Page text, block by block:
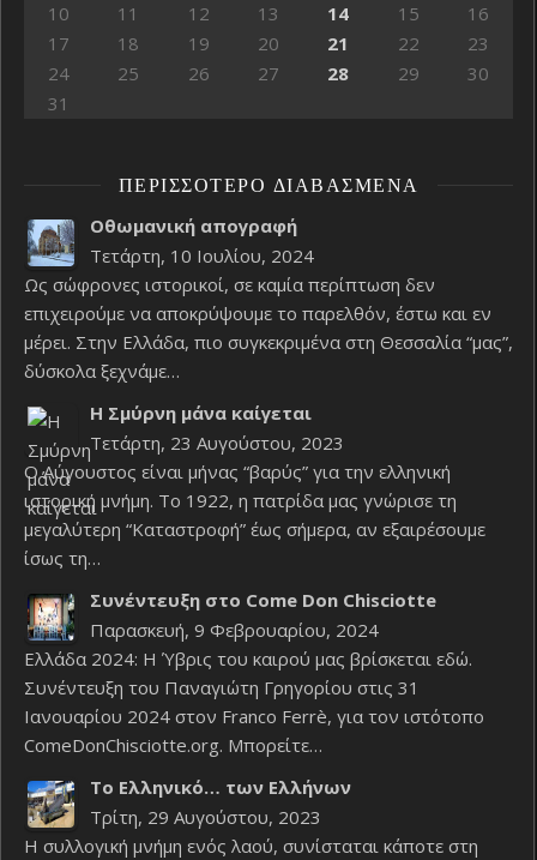
10
11 12 13 14 15
16
17
18 19 20 21 22
23
24
25 26 27 28 29
30
31
ΠΕΡΙΣΣΌΤΕΡΟ ΔΙΑΒΑΣΜΈΝΑ
Οθωμανική απογραφή
Τετάρτη, 10 Ιουλίου, 2024
Ως σώφρονες ιστορικοί, σε καμία περίπτωση δεν
επιχειρούμε να αποκρύψουμε το παρελθόν, έστω και εν
μέρει. Στην Ελλάδα, πιο συγκεκριμένα στη Θεσσαλία “μας”,
δύσκολα ξεχνάμε…
Η Σμύρνη μάνα καίγεται
Τετάρτη, 23 Αυγούστου, 2023
Ο Αύγουστος είναι μήνας “βαρύς” για την ελληνική
ιστορική μνήμη. Το 1922, η πατρίδα μας γνώρισε τη
μεγαλύτερη “Καταστροφή” έως σήμερα, αν εξαιρέσουμε
ίσως τη…
Συνέντευξη στο Come Don Chisciotte
Παρασκευή, 9 Φεβρουαρίου, 2024
Ελλάδα 2024: Η Ύβρις του καιρού μας βρίσκεται εδώ.
Συνέντευξη του Παναγιώτη Γρηγορίου στις 31
Ιανουαρίου 2024 στον Franco Ferrè, για τον ιστότοπο
ComeDonChisciotte.org. Μπορείτε…
Το Ελληνικό… των Ελλήνων
Τρίτη, 29 Αυγούστου, 2023
Η συλλογική μνήμη ενός λαού, συνίσταται κάποτε στη